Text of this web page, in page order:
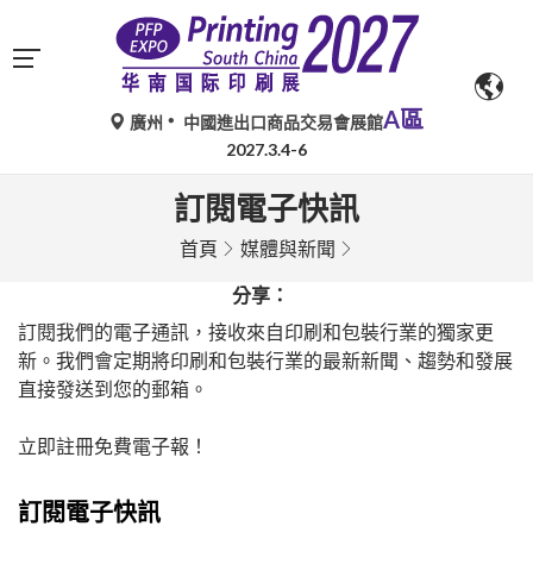
廣州 中國進出口商品交易會展館A區
2027.3.4-6
訂閱電子快訊
首頁 媒體與新聞
分享：
訂閱我們的電子通訊，接收來自印刷和包裝行業的獨家更
新。我們會定期將印刷和包裝行業的最新新聞、趨勢和發展
直接發送到您的郵箱。
立即註冊免費電子報！
訂閱電子快訊